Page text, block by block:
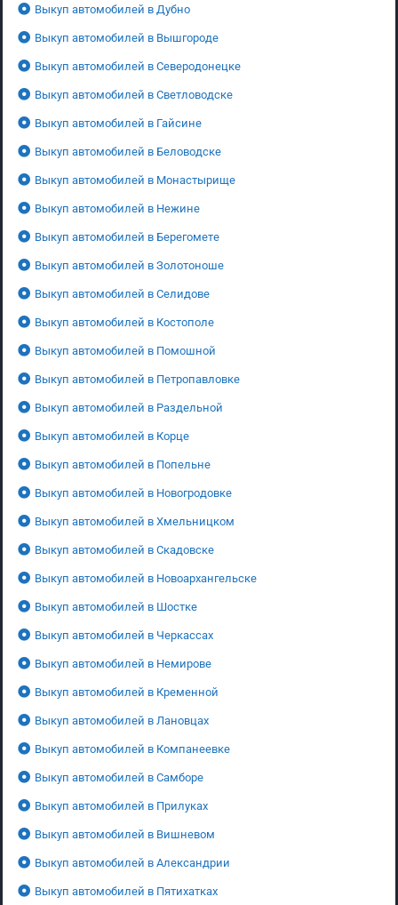
Выкуп автомобилей в Дубно
Выкуп автомобилей в Вышгороде
Выкуп автомобилей в Северодонецке
Выкуп автомобилей в Светловодске
Выкуп автомобилей в Гайсине
Выкуп автомобилей в Беловодске
Выкуп автомобилей в Монастырище
Выкуп автомобилей в Нежине
Выкуп автомобилей в Берегомете
Выкуп автомобилей в Золотоноше
Выкуп автомобилей в Селидове
Выкуп автомобилей в Костополе
Выкуп автомобилей в Помошной
Выкуп автомобилей в Петропавловке
Выкуп автомобилей в Раздельной
Выкуп автомобилей в Корце
Выкуп автомобилей в Попельне
Выкуп автомобилей в Новогродовке
Выкуп автомобилей в Хмельницком
Выкуп автомобилей в Скадовске
Выкуп автомобилей в Новоархангельске
Выкуп автомобилей в Шостке
Выкуп автомобилей в Черкассах
Выкуп автомобилей в Немирове
Выкуп автомобилей в Кременной
Выкуп автомобилей в Лановцах
Выкуп автомобилей в Компанеевке
Выкуп автомобилей в Самборе
Выкуп автомобилей в Прилуках
Выкуп автомобилей в Вишневом
Выкуп автомобилей в Александрии
Выкуп автомобилей в Пятихатках